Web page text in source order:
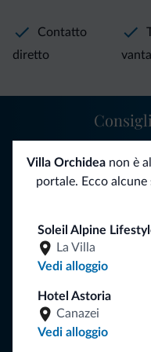
Villa Orchidea non è
portale. Ecco
Soleil Alpine
La Villa
Vedi alloggio
Hotel Astoria
Canazei
Vedi alloggio
Contatto
diretto
ISCRIVITI